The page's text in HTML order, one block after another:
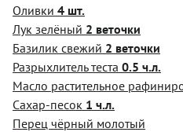
Оливки 4 шт.
Лук зелёный 2 веточки
Базилик свежий 2 веточки
Разрыхлитель теста 0.5 ч.л.
Масло растительное
Сахар-песок 1 ч.л.
Перец чёрный молотый